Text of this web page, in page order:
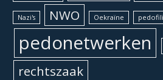
Nazi's NWO Oekraïne
pedonetwerken
rechtszaak